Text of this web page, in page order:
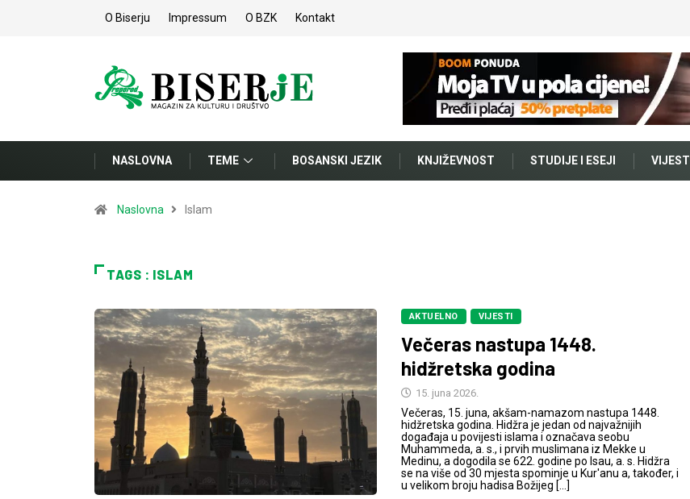
O Biserju Impressum O BZK Kontakt
NASLOVNA TEME BOSANSKI JEZIK KNJIŽEVNOST STUDIJE I ESEJI VIJESTI
Naslovna Islam
TAGS : ISLAM
AKTUELNO VIJESTI
Večeras nastupa 1448.
hidžretska godina
15. juna 2026.
Večeras, 15. juna, akšam-namazom nastupa 1448.
hidžretska godina. Hidžra je jedan od najvažnijih
događaja u povijesti islama i označava seobu
Muhammeda, a. s., i prvih muslimana iz Mekke u
Medinu, a dogodila se 622. godine po Isau, a. s. Hidžra
se na više od 30 mjesta spominje u Kur'anu a, također, i
u velikom broju hadisa Božijeg […]